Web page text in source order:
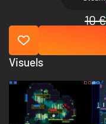
10 €
Visuels